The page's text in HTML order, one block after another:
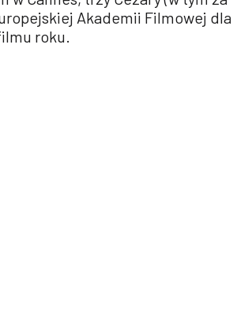
Akademii Filmowej dla
roku.